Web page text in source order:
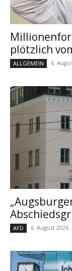
plötzlich
ALLGEMEIN 6.
AFD 6. August 2026